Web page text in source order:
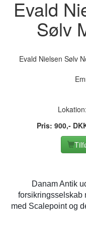
Evald
Sølv
Evald Nielsen Sølv
Lokation:
Pris: 900,-
Danam Antik
forsikringsselskab
med Scalepoint og